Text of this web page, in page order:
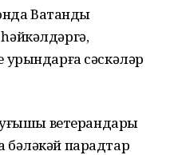
Ватанды
урындарға сәскәләр
ветерандары
парадтар